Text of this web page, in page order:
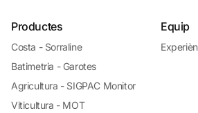
Productes
Costa - Sorraline
Batimetria - Garotes
Agricultura - SIGPAC Monitor
Viticultura - MOT
Equip